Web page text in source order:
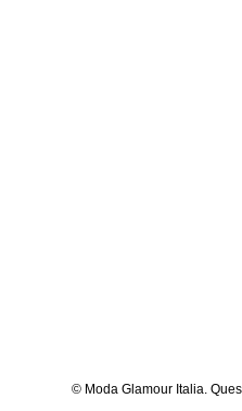
© Moda Glamour Italia.